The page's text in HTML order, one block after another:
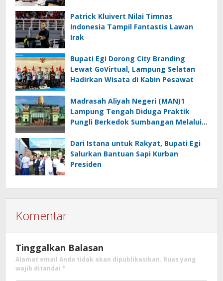
Patrick Kluivert Nilai Timnas
Indonesia Tampil Fantastis Lawan
Irak
Bupati Egi Dorong City Branding
Lewat GoVirtual, Lampung Selatan
Hadirkan Wisata di Kabin Pesawat
Madrasah Aliyah Negeri (MAN)1
Lampung Tengah Diduga Praktik
Pungli Berkedok Sumbangan Melalui
Dari Istana untuk Rakyat, Bupati Egi
Salurkan Bantuan Sapi Kurban
Presiden
Komentar
Tinggalkan Balasan
Alamat email Anda tidak akan dipublikasikan. Ruas yang
wajib ditandai *